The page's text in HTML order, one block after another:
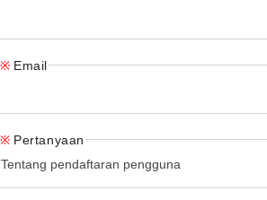
Email
Tentang pendaftaran pengguna
Pertanyaan